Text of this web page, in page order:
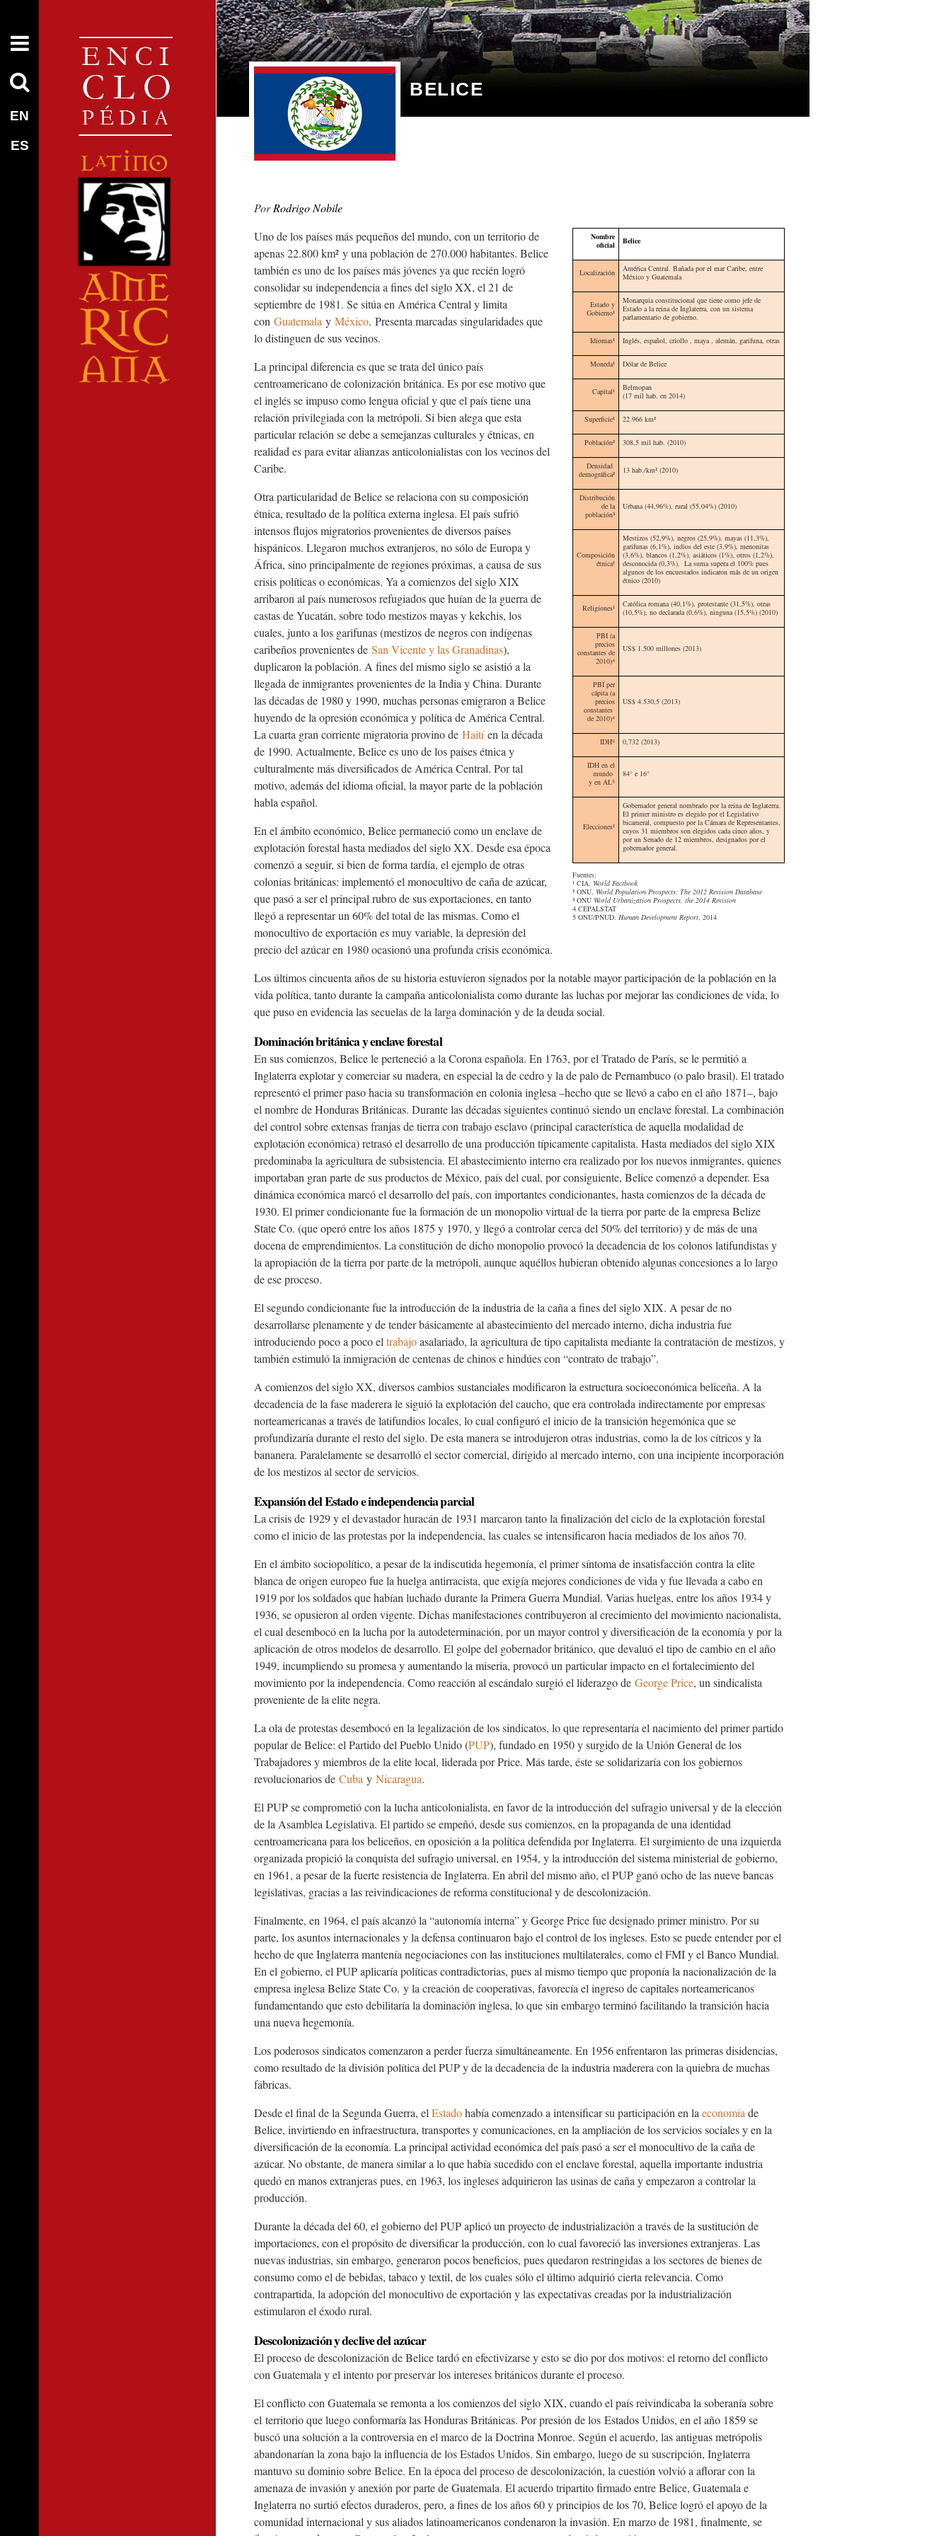
EN
ES
BELICE
Rodrigo Nobile
Nombre
oficial
Belice
Localización
América Central. Bañada por el mar Caribe, entre
México y Guatemala
Estado y
Gobierno¹
Monarquia constitucional que tiene como jefe de
Estado a la reina de Inglaterra, con un sistema
parlamentario de gobierno.
Idiomas¹ Inglés, español, criollo , maya , alemán, garifuna, otras
Moneda¹ Dólar de Belice
Capital¹
Belmopan
(17 mil hab. en 2014)
Superficie¹ 22.966 km²
Población² 308,5 mil hab. (2010)
Densidad
demográfica²
13 hab./km² (2010)
Distribución
de la
población³
Urbana (44,96%), rural (55,04%) (2010)
Composición
étnica¹
Mestizos (52,9%), negros (25,9%), mayas (11,3%),
garifunas (6,1%), indios del este (3,9%), menonitas
(3,6%), blancos (1,2%), asiáticos (1%), otros (1,2%),
desconocida (0,3%). La suma supera el 100% pues
algunos de los encuestados indicaron más de un origen
étnico (2010)
Religiones¹
Católica romana (40,1%), protestante (31,5%), otras
(10,5%), no declarada (0,6%), ninguna (15,5%) (2010)
PBI (a
precios
constantes de
2010)⁴
US$ 1.500 millones (2013)
PBI per
cápita (a
precios
constantes
de 2010)⁴
US$ 4.530,5 (2013)
IDH⁵ 0,732 (2013)
IDH en el
mundo
y en AL⁵
84° e 16°
Elecciones¹
Gobernador general nombrado por la reina de Inglaterra.
El primer ministro es elegido por el Legislativo
bicameral, compuesto por la Cámara de Representantes,
cuyos 31 miembros son elegidos cada cinco años, y
por un Senado de 12 miembros, designados por el
gobernador general.
Fuentes:
¹ CIA. World Factbook
² ONU. World Population Prospects: The 2012 Revision Database
³ ONU World Urbanization Prospects, the 2014 Revision
4 CEPALSTAT
5 ONU/PNUD. Human Development Report , 2014
Uno de los países más pequeños del mundo, con un territorio de
apenas 22.800 km² y una población de 270.000 habitantes. Belice
también es uno de los países más jóvenes ya que recién logró
consolidar su independencia a fines del siglo XX, el 21 de
septiembre de 1981. Se sitúa en América Central y limita
con Guatemala y México. Presenta marcadas singularidades que
lo distinguen de sus vecinos.
La principal diferencia es que se trata del único país
centroamericano de colonización británica. Es por ese motivo que
el inglés se impuso como lengua oficial y que el país tiene una
relación privilegiada con la metrópoli. Si bien alega que esta
particular relación se debe a semejanzas culturales y étnicas, en
realidad es para evitar alianzas anticolonialistas con los vecinos del
Caribe.
Otra particularidad de Belice se relaciona con su composición
étnica, resultado de la política externa inglesa. El país sufrió
intensos flujos migratorios provenientes de diversos países
hispánicos. Llegaron muchos extranjeros, no sólo de Europa y
África, sino principalmente de regiones próximas, a causa de sus
crisis políticas o económicas. Ya a comienzos del siglo XIX
arribaron al país numerosos refugiados que huían de la guerra de
castas de Yucatán, sobre todo mestizos mayas y kekchis, los
cuales, junto a los garifunas (mestizos de negros con indígenas
caribeños provenientes de San Vicente y las Granadinas),
duplicaron la población. A fines del mismo siglo se asistió a la
llegada de inmigrantes provenientes de la India y China. Durante
las décadas de 1980 y 1990, muchas personas emigraron a Belice
huyendo de la opresión económica y política de América Central.
La cuarta gran corriente migratoria provino de Haití en la década
de 1990. Actualmente, Belice es uno de los países étnica y
culturalmente más diversificados de América Central. Por tal
motivo, además del idioma oficial, la mayor parte de la población
habla español.
En el ámbito económico, Belice permaneció como un enclave de
explotación forestal hasta mediados del siglo XX. Desde esa época
comenzó a seguir, si bien de forma tardía, el ejemplo de otras
colonias británicas: implementó el monocultivo de caña de azúcar,
que pasó a ser el principal rubro de sus exportaciones, en tanto
llegó a representar un 60% del total de las mismas. Como el
monocultivo de exportación es muy variable, la depresión del
precio del azúcar en 1980 ocasionó una profunda crisis económica.
Los últimos cincuenta años de su historia estuvieron signados por la notable mayor participación de la población en la
vida política, tanto durante la campaña anticolonialista como durante las luchas por mejorar las condiciones de vida, lo
que puso en evidencia las secuelas de la larga dominación y de la deuda social.
Dominación británica y enclave forestal
En sus comienzos, Belice le perteneció a la Corona española. En 1763, por el Tratado de París, se le permitió a
Inglaterra explotar y comerciar su madera, en especial la de cedro y la de palo de Pernambuco (o palo brasil). El tratado
representó el primer paso hacia su transformación en colonia inglesa –hecho que se llevó a cabo en el año 1871–, bajo
el nombre de Honduras Británicas. Durante las décadas siguientes continuó siendo un enclave forestal. La combinación
del control sobre extensas franjas de tierra con trabajo esclavo (principal característica de aquella modalidad de
explotación económica) retrasó el desarrollo de una producción típicamente capitalista. Hasta mediados del siglo XIX
predominaba la agricultura de subsistencia. El abastecimiento interno era realizado por los nuevos inmigrantes, quienes
importaban gran parte de sus productos de México, país del cual, por consiguiente, Belice comenzó a depender. Esa
dinámica económica marcó el desarrollo del país, con importantes condicionantes, hasta comienzos de la década de
1930. El primer condicionante fue la formación de un monopolio virtual de la tierra por parte de la empresa Belize
State Co. (que operó entre los años 1875 y 1970, y llegó a controlar cerca del 50% del territorio) y de más de una
docena de emprendimientos. La constitución de dicho monopolio provocó la decadencia de los colonos latifundistas y
la apropiación de la tierra por parte de la metrópoli, aunque aquéllos hubieran obtenido algunas concesiones a lo largo
de ese proceso.
El segundo condicionante fue la introducción de la industria de la caña a fines del siglo XIX. A pesar de no
desarrollarse plenamente y de tender básicamente al abastecimiento del mercado interno, dicha industria fue
introduciendo poco a poco el trabajoasalariado, la agricultura de tipo capitalista mediante la contratación de mestizos, y
también estimuló la inmigración de centenas de chinos e hindúes con “contrato de trabajo”.
A comienzos del siglo XX, diversos cambios sustanciales modificaron la estructura socioeconómica beliceña. A la
decadencia de la fase maderera le siguió la explotación del caucho, que era controlada indirectamente por empresas
norteamericanas a través de latifundios locales, lo cual configuró el inicio de la transición hegemónica que se
profundizaría durante el resto del siglo. De esta manera se introdujeron otras industrias, como la de los cítricos y la
bananera. Paralelamente se desarrolló el sector comercial, dirigido al mercado interno, con una incipiente incorporación
de los mestizos al sector de servicios.
Expansión del Estado e independencia parcial
La crisis de 1929 y el devastador huracán de 1931 marcaron tanto la finalización del ciclo de la explotación forestal
como el inicio de las protestas por la independencia, las cuales se intensificaron hacia mediados de los años 70.
En el ámbito sociopolítico, a pesar de la indiscutida hegemonía, el primer síntoma de insatisfacción contra la elite
blanca de origen europeo fue la huelga antirracista, que exigía mejores condiciones de vida y fue llevada a cabo en
1919 por los soldados que habían luchado durante la Primera Guerra Mundial. Varias huelgas, entre los años 1934 y
1936, se opusieron al orden vigente. Dichas manifestaciones contribuyeron al crecimiento del movimiento nacionalista,
el cual desembocó en la lucha por la autodeterminación, por un mayor control y diversificación de la economía y por la
aplicación de otros modelos de desarrollo. El golpe del gobernador británico, que devaluó el tipo de cambio en el año
1949, incumpliendo su promesa y aumentando la miseria, provocó un particular impacto en el fortalecimiento del
movimiento por la independencia. Como reacción al escándalo surgió el liderazgo de George Price, un sindicalista
proveniente de la elite negra.
La ola de protestas desembocó en la legalización de los sindicatos, lo que representaría el nacimiento del primer partido
popular de Belice: el Partido del Pueblo Unido (PUP), fundado en 1950 y surgido de la Unión General de los
Trabajadores y miembros de la elite local, liderada por Price. Más tarde, éste se solidarizaría con los gobiernos
revolucionarios de Cuba y Nicaragua.
El PUP se comprometió con la lucha anticolonialista, en favor de la introducción del sufragio universal y de la elección
de la Asamblea Legislativa. El partido se empeñó, desde sus comienzos, en la propaganda de una identidad
centroamericana para los beliceños, en oposición a la política defendida por Inglaterra. El surgimiento de una izquierda
organizada propició la conquista del sufragio universal, en 1954, y la introducción del sistema ministerial de gobierno,
en 1961, a pesar de la fuerte resistencia de Inglaterra. En abril del mismo año, el PUP ganó ocho de las nueve bancas
legislativas, gracias a las reivindicaciones de reforma constitucional y de descolonización.
Finalmente, en 1964, el país alcanzó la “autonomía interna” y George Price fue designado primer ministro. Por su
parte, los asuntos internacionales y la defensa continuaron bajo el control de los ingleses. Esto se puede entender por el
hecho de que Inglaterra mantenía negociaciones con las instituciones multilaterales, como el FMI y el Banco Mundial.
En el gobierno, el PUP aplicaría políticas contradictorias, pues al mismo tiempo que proponía la nacionalización de la
empresa inglesa Belize State Co. y la creación de cooperativas, favorecía el ingreso de capitales norteamericanos
fundamentando que esto debilitaría la dominación inglesa, lo que sin embargo terminó facilitando la transición hacia
una nueva hegemonía.
Los poderosos sindicatos comenzaron a perder fuerza simultáneamente. En 1956 enfrentaron las primeras disidencias,
como resultado de la división política del PUP y de la decadencia de la industria maderera con la quiebra de muchas
fábricas.
Desde el final de la Segunda Guerra, el Estadohabía comenzado a intensificar su participación en la economía de
Belice, invirtiendo en infraestructura, transportes y comunicaciones, en la ampliación de los servicios sociales y en la
diversificación de la economía. La principal actividad económica del país pasó a ser el monocultivo de la caña de
azúcar. No obstante, de manera similar a lo que había sucedido con el enclave forestal, aquella importante industria
quedó en manos extranjeras pues, en 1963, los ingleses adquirieron las usinas de caña y empezaron a controlar la
producción.
Durante la década del 60, el gobierno del PUP aplicó un proyecto de industrialización a través de la sustitución de
importaciones, con el propósito de diversificar la producción, con lo cual favoreció las inversiones extranjeras. Las
nuevas industrias, sin embargo, generaron pocos beneficios, pues quedaron restringidas a los sectores de bienes de
consumo como el de bebidas, tabaco y textil, de los cuales sólo el último adquirió cierta relevancia. Como
contrapartida, la adopción del monocultivo de exportación y las expectativas creadas por la industrialización
estimularon el éxodo rural.
Descolonización y declive del azúcar
El proceso de descolonización de Belice tardó en efectivizarse y esto se dio por dos motivos: el retorno del conflicto
con Guatemala y el intento por preservar los intereses británicos durante el proceso.
El conflicto con Guatemala se remonta a los comienzos del siglo XIX, cuando el país reivindicaba la soberanía sobre
el territorio que luego conformaría las Honduras Británicas. Por presión de los Estados Unidos, en el año 1859 se
buscó una solución a la controversia en el marco de la Doctrina Monroe. Según el acuerdo, las antiguas metrópolis
abandonarían la zona bajo la influencia de los Estados Unidos. Sin embargo, luego de su suscripción, Inglaterra
mantuvo su dominio sobre Belice. En la época del proceso de descolonización, la cuestión volvió a aflorar con la
amenaza de invasión y anexión por parte de Guatemala. El acuerdo tripartito firmado entre Belice, Guatemala e
Inglaterra no surtió efectos duraderos, pero, a fines de los años 60 y principios de los 70, Belice logró el apoyo de la
comunidad internacional y sus aliados latinoamericanos condenaron la invasión. En marzo de 1981, finalmente, se